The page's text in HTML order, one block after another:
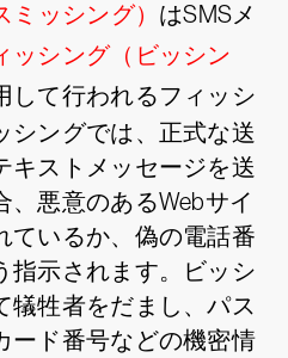
ッシング） はSMSメ
ッシング（ビッシン
して行われるフィッシ
シングでは、正式な送
キストメッセージを送
悪意のあるWebサイ
ているか、偽の電話番
指示されます。ビッシ
犠牲者をだまし、パス
ード番号などの機密情